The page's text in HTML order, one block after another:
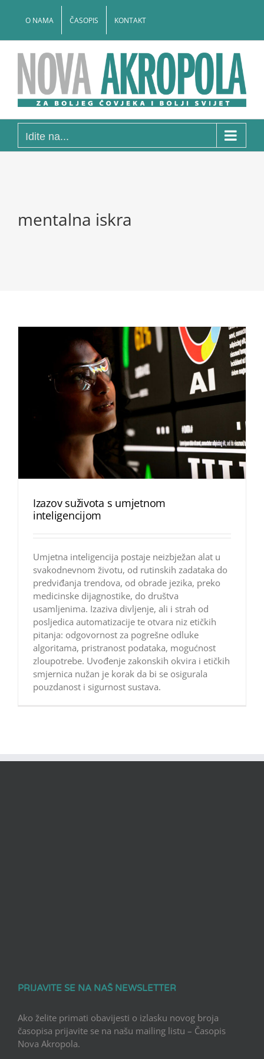
O NAMA ČASOPIS KONTAKT
Idite na...
mentalna iskra
Izazov suživota s umjetnom
inteligencijom
Umjetna inteligencija postaje neizbježan alat u
svakodnevnom životu, od rutinskih zadataka do
predviđanja trendova, od obrade jezika, preko
medicinske dijagnostike, do društva
usamljenima. Izaziva divljenje, ali i strah od
posljedica automatizacije te otvara niz etičkih
pitanja: odgovornost za pogrešne odluke
algoritama, pristranost podataka, mogućnost
zloupotrebe. Uvođenje zakonskih okvira i etičkih
smjernica nužan je korak da bi se osigurala
pouzdanost i sigurnost sustava.
PRIJAVITE SE NA NAŠ NEWSLETTER
Ako želite primati obavijesti o izlasku novog broja
časopisa prijavite se na našu mailing listu – Časopis
Nova Akropola.